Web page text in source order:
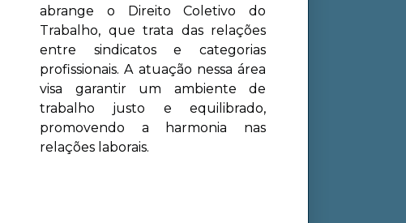
abrange o Direito Coletivo do
Trabalho, que trata das relações
entre sindicatos e categorias
profissionais. A atuação nessa área
visa garantir um ambiente de
trabalho justo e equilibrado,
promovendo a harmonia nas
relações laborais.